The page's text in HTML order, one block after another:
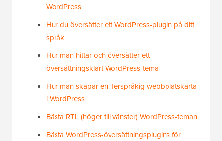
WordPress
Hur du översätter ett WordPress-plugin på ditt
språk
Hur man hittar och översätter ett
översättningsklart WordPress-tema
Hur man skapar en flerspråkig webbplatskarta
i WordPress
Bästa RTL (höger till vänster) WordPress-teman
Bästa WordPress-översättningsplugins för